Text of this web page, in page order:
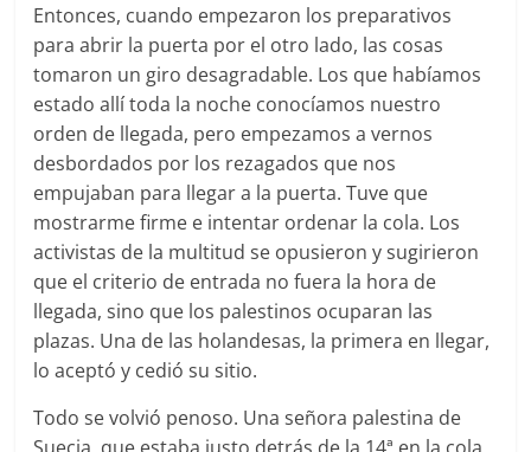
Entonces, cuando empezaron los preparativos
para abrir la puerta por el otro lado, las cosas
tomaron un giro desagradable. Los que habíamos
estado allí toda la noche conocíamos nuestro
orden de llegada, pero empezamos a vernos
desbordados por los rezagados que nos
empujaban para llegar a la puerta. Tuve que
mostrarme firme e intentar ordenar la cola. Los
activistas de la multitud se opusieron y sugirieron
que el criterio de entrada no fuera la hora de
llegada, sino que los palestinos ocuparan las
plazas. Una de las holandesas, la primera en llegar,
lo aceptó y cedió su sitio.
Todo se volvió penoso. Una señora palestina de